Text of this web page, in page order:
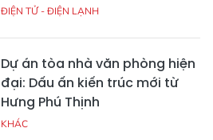
ĐIỆN TỬ - ĐIỆN LẠNH
Dự án tòa nhà văn phòng hiện
đại: Dấu ấn kiến trúc mới từ
Hưng Phú Thịnh
KHÁC